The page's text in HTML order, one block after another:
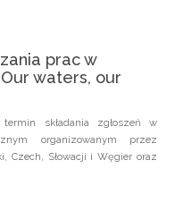
prac w
waters, our
składania zgłoszeń w
organizowanym przez
Czech, Słowacji i Węgier oraz